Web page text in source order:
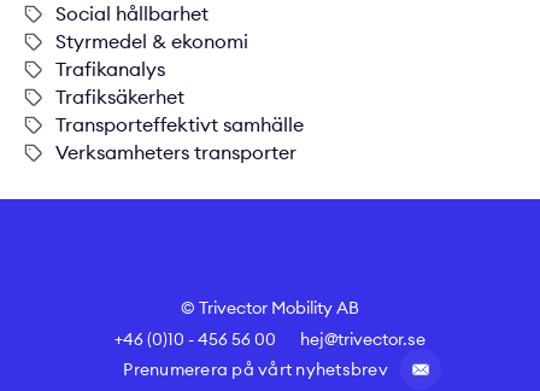
Social hållbarhet
Styrmedel & ekonomi
Trafikanalys
Trafiksäkerhet
Transporteffektivt samhälle
Verksamheters transporter
© Trivector Mobility AB
+46 (0)10 - 456 56 00
hej@trivector.se
Prenumerera på vårt nyhetsbrev